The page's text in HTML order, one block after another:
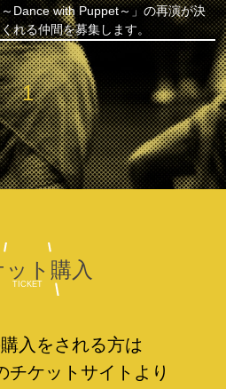
Dance with Puppet～」の再演が決
れる仲間を募集します。
1
ト購入
TICKET
入をされる方は
チケットサイトより